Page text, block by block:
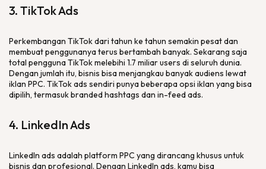
3. TikTok Ads
Perkembangan TikTok dari tahun ke tahun semakin pesat dan
membuat penggunanya terus bertambah banyak. Sekarang saja
total pengguna TikTok melebihi 1.7 miliarusers di seluruh dunia.
Dengan jumlah itu, bisnis bisa menjangkau banyak audiens lewat
iklan PPC. TikTokads sendiri punya beberapa opsi iklan yang bisa
dipilih, termasukbranded hashtags dan in-feed ads.
4. LinkedIn Ads
LinkedIn ads adalah platform PPC yang dirancang khusus untuk
bisnis dan profesional. Dengan LinkedIn ads, kamu bisa